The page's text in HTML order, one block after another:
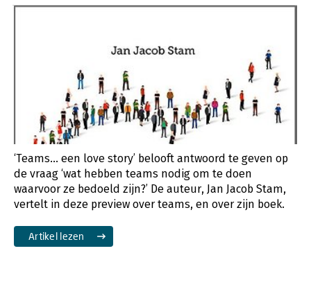
‘Teams... een love story’ belooft antwoord te geven op
de vraag ‘wat hebben teams nodig om te doen
waarvoor ze bedoeld zijn?’ De auteur, Jan Jacob Stam,
vertelt in deze preview over teams, en over zijn boek.
Artikel lezen